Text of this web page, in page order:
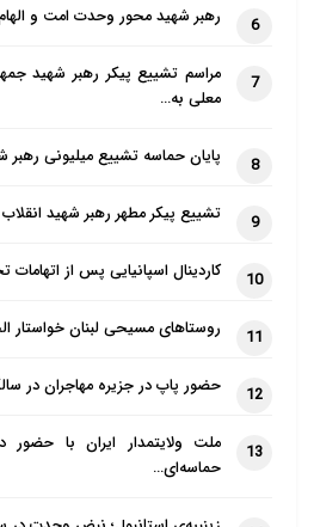
6 رهبر شهید محور وحدت امت و
7
مراسم تشییع پیکر رهبر شهید
معلی به…
8 پایان حماسه تشییع میلیونی رهبر
9 تشییع پیکر مطهر رهبر شهید
10 کاردینال اسپانیایی پس از اتهامات
11 روستاهای مسیحی لبنان خواستار
12 حضور پاپ در جزیره مهاجران در
13
ملت ولایتمدار ایران با حضور
حماسه‌ای…